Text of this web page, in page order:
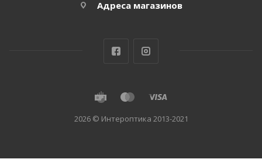
Адреса магазинов
2026 © Интероптика 2013-2021